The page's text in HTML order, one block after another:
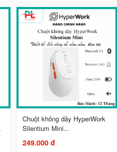
Chuột không dây HyperWork
Silentium Mini...
249.000 đ